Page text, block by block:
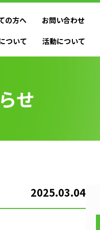
ついて 活動について
の方へ お問い合わせ
せ
2025.03.04